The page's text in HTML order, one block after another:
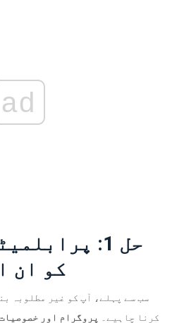
ad
حل 1:
کو ان
سب سے پہلے، آپ کو غیر مطلوبہ
کرنا چاہیے۔ پروگرام اور